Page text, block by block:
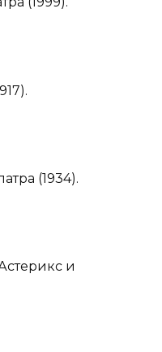
(1934).
и